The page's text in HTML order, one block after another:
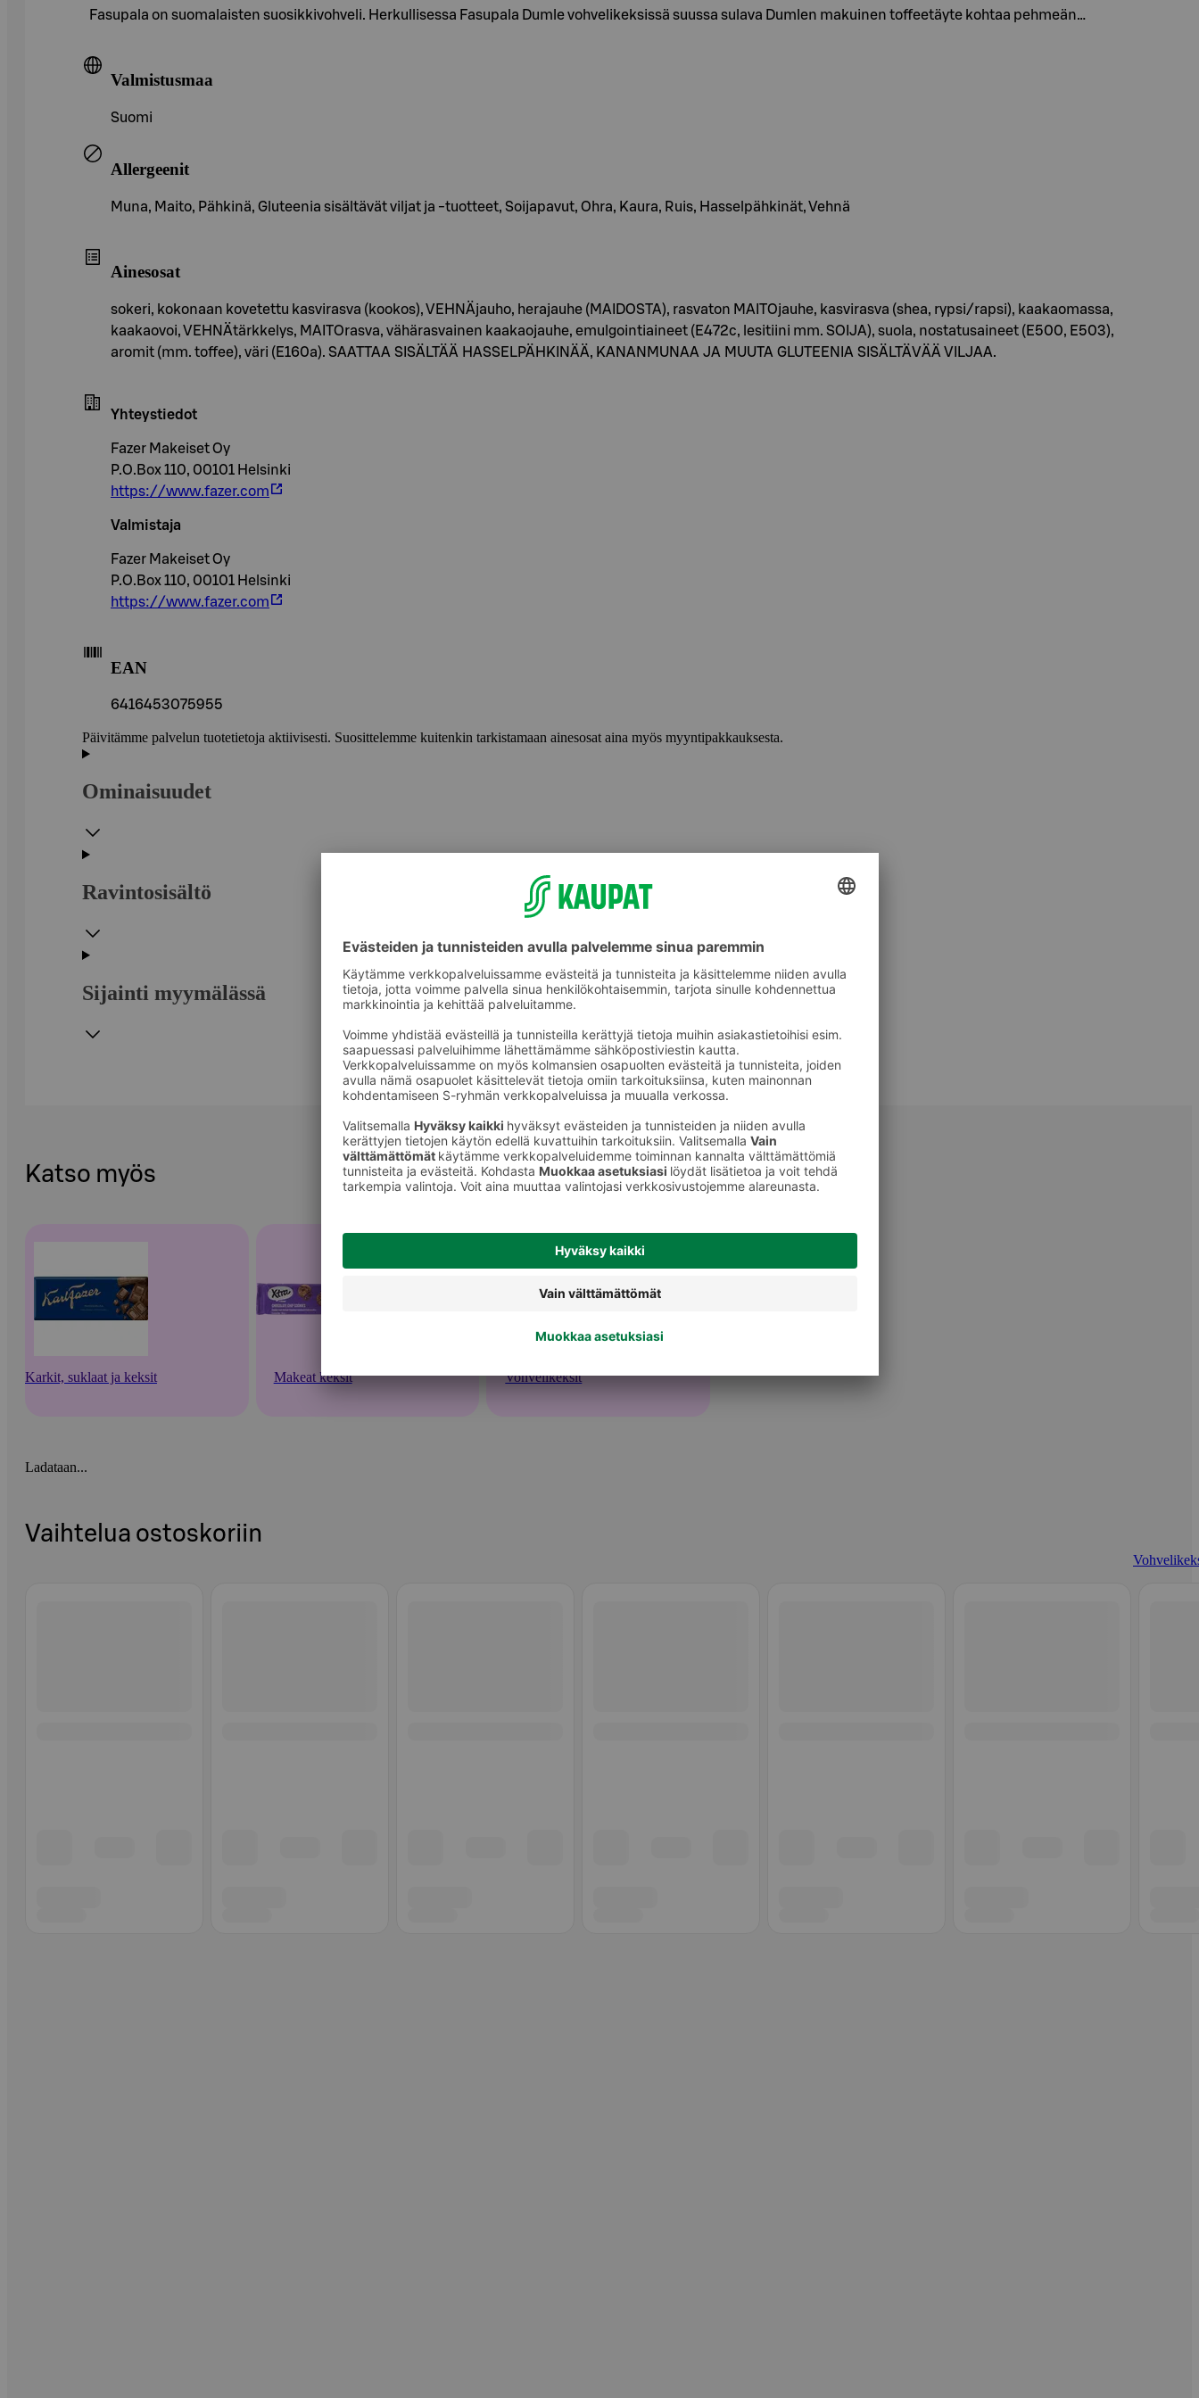
Fasupala on suomalaisten suosikkivohveli. Herkullisessa Fasupala Dumle vohvelikeksissä suussa sulava Dumlen makuinen toffeetäyte kohtaa pehmeän…
Valmistusmaa
Suomi
Allergeenit
Muna, Maito, Pähkinä, Gluteenia sisältävät viljat ja -tuotteet, Soijapavut, Ohra, Kaura, Ruis, Hasselpähkinät, Vehnä
Ainesosat
sokeri, kokonaan kovetettu kasvirasva (kookos), VEHNÄjauho, herajauhe (MAIDOSTA), rasvaton MAITOjauhe, kasvirasva (shea, rypsi/rapsi), kaakaomassa,
kaakaovoi, VEHNÄtärkkelys, MAITOrasva, vähärasvainen kaakaojauhe, emulgointiaineet (E472c, lesitiini mm. SOIJA), suola, nostatusaineet (E500, E503),
aromit (mm. toffee), väri (E160a). SAATTAA SISÄLTÄÄ HASSELPÄHKINÄÄ, KANANMUNAA JA MUUTA GLUTEENIA SISÄLTÄVÄÄ VILJAA.
Yhteystiedot
Fazer Makeiset Oy
P.O.Box 110, 00101 Helsinki
https://www.fazer.com
Valmistaja
Fazer Makeiset Oy
P.O.Box 110, 00101 Helsinki
https://www.fazer.com
EAN
6416453075955
Päivitämme palvelun tuotetietoja aktiivisesti. Suosittelemme kuitenkin tarkistamaan ainesosat aina myös myyntipakkauksesta.
Ominaisuudet
Ravintosisältö
Sijainti myymälässä
Katso myös
Karkit, suklaat ja keksit Makeat keksit Vohvelikeksit
Ladataan...
Vaihtelua ostoskoriin